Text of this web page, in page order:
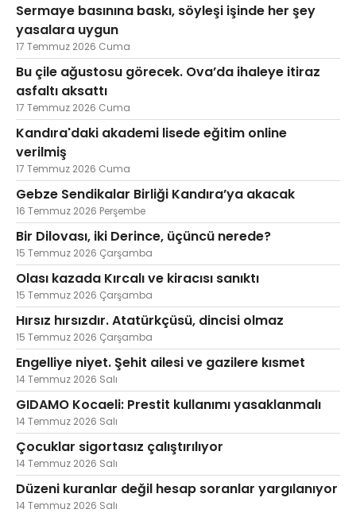
Sermaye basınına baskı, söyleşi işinde her şey
yasalara uygun
17 Temmuz 2026 Cuma
Bu çile ağustosu görecek. Ova’da ihaleye itiraz
asfaltı aksattı
17 Temmuz 2026 Cuma
Kandıra'daki akademi lisede eğitim online
verilmiş
17 Temmuz 2026 Cuma
Gebze Sendikalar Birliği Kandıra’ya akacak
16 Temmuz 2026 Perşembe
Bir Dilovası, iki Derince, üçüncü nerede?
15 Temmuz 2026 Çarşamba
Olası kazada Kırcalı ve kiracısı sanıktı
15 Temmuz 2026 Çarşamba
Hırsız hırsızdır. Atatürkçüsü, dincisi olmaz
15 Temmuz 2026 Çarşamba
Engelliye niyet. Şehit ailesi ve gazilere kısmet
14 Temmuz 2026 Salı
GIDAMO Kocaeli: Prestit kullanımı yasaklanmalı
14 Temmuz 2026 Salı
Çocuklar sigortasız çalıştırılıyor
14 Temmuz 2026 Salı
Düzeni kuranlar değil hesap soranlar yargılanıyor
14 Temmuz 2026 Salı